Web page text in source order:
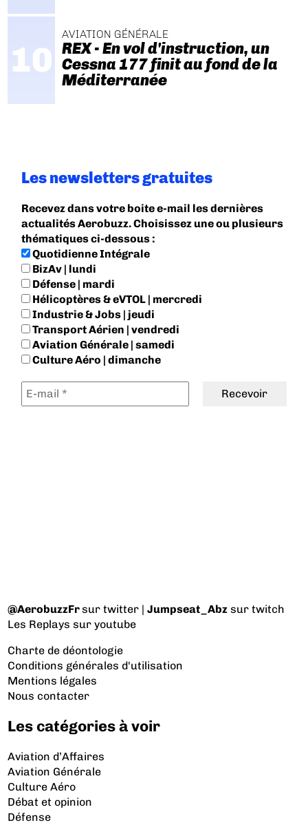
AVIATION GÉNÉRALE
REX - En vol d'instruction, un
Cessna 177 finit au fond de la
Méditerranée
Les newsletters gratuites
Recevez dans votre boite e-mail les dernières
actualités Aerobuzz. Choisissez une ou plusieurs
thématiques ci-dessous :
Quotidienne Intégrale
BizAv | lundi
Défense | mardi
Hélicoptères & eVTOL | mercredi
Industrie & Jobs | jeudi
Transport Aérien | vendredi
Aviation Générale | samedi
Culture Aéro | dimanche
@AerobuzzFrsur twitter |Jumpseat_Abz sur twitch
Les Replays sur youtube
Charte de déontologie
Conditions générales d'utilisation
Mentions légales
Nous contacter
Les catégories à voir
Aviation d’Affaires
Aviation Générale
Culture Aéro
Débat et opinion
Défense